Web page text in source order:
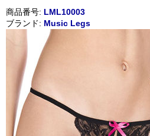
商品番号: LML10003
ブランド: Music Legs